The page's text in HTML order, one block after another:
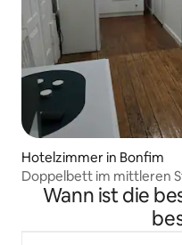
Hotelzimmer in Bonfim
Doppelbett im mittleren
Wann ist die